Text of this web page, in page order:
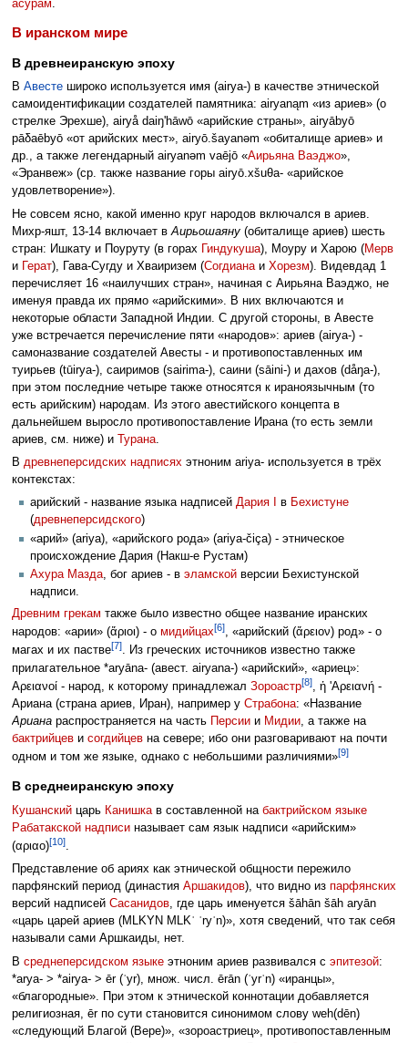
асурам
В иранском мире
В древнеиранскую эпоху
В Авестешироко используется имя (airya-) в качестве этнической
самоидентификации создателей памятника: airyanąm «из ариев» (о
стрелке Эрехше), airyå daiŋʹhāwō «арийские страны», airyābyō
pāδaēbyō «от арийских мест», airyō.šayanəm «обиталище ариев» и
др., а также легендарный airyanəm vaējō «Аирьяна Ваэджо»,
«Эранвеж» (ср. также название горы airyō.xšuθa- «арийское
удовлетворение»).
Не совсем ясно, какой именно круг народов включался в ариев.
Михр-яшт, 13-14 включает в Аирьошаяну(обиталище ариев) шесть
стран: Ишкату и Поуруту (в горах Гиндукуша), Моуру и Харою (Мерв
и Герат), Гава-Сугду и Хваиризем (Согдианаи Хорезм). Видевдад 1
перечисляет 16 «наилучших стран», начиная с Аирьяна Ваэджо, не
именуя правда их прямо «арийскими». В них включаются и
некоторые области Западной Индии. С другой стороны, в Авесте
уже встречается перечисление пяти «народов»: ариев (airya-) -
самоназвание создателей Авесты - и противопоставленных им
туирьев (tūirya-), саиримов (sairima-), саини (sāini-) и дахов (dåŋa-),
при этом последние четыре также относятся к ираноязычным (то
есть арийским) народам. Из этого авестийского концепта в
дальнейшем выросло противопоставление Ирана (то есть земли
ариев, см. ниже) и Турана.
В древнеперсидских надписяхэтноним ariya- используется в трёх
контекстах:
арийский - название языка надписей Дария I в Бехистуне
(древнеперсидского)
«арий» (ariya), «арийского рода» (ariya-čiça) - этническое
происхождение Дария (Накш-е Рустам)
Ахура Мазда, бог ариев - в эламской версии Бехистунской
надписи.
Древним грекам также было известно общее название иранских
народов: «арии» (ἄριοι) - о мидийцах[6], «арийский (ἄρειον) род» - о
магах и их пастве[7]. Из греческих источников известно также
прилагательное *aryāna- (авест. airyana-) «арийский», «ариец»:
Αρειανοί - народ, к которому принадлежал Зороастр[8], ἡ 'Αρειανή -
Ариана (страна ариев, Иран), например у Страбона: «Название
Арианараспространяется на часть Персиии Мидии, а также на
бактрийцеви согдийцевна севере; ибо они разговаривают на почти
одном и том же языке, однако с небольшими различиями»[9]
В среднеиранскую эпоху
Кушанскийцарь Канишкав составленной на бактрийском языке
Рабатакской надписиназывает сам язык надписи «арийским»
(αριαο)[10].
Представление об ариях как этнической общности пережило
парфянский период (династия Аршакидов), что видно из парфянских
версий надписей Сасанидов, где царь именуется šāhān šāh aryān
«царь царей ариев (MLKYN MLKʾ ʾryʾn)», хотя сведений, что так себя
называли сами Аршкаиды, нет.
В среднеперсидском языкеэтноним ариев развивался с эпитезой:
*arya- > *airya- > ēr (ʾyr), множ. числ. ērān (ʾyrʾn) «иранцы»,
«благородные». При этом к этнической коннотации добавляется
религиозная, ēr по сути становится синонимом слову weh(dēn)
«следующий Благой (Вере)», «зороастриец», противопоставленным